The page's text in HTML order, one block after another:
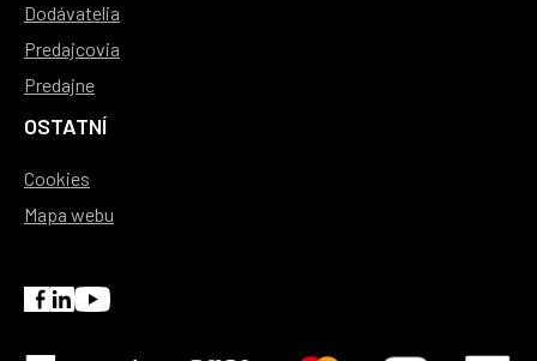
Dodávatelia
Predajcovia
Predajne
OSTATNÍ
Cookies
Mapa webu